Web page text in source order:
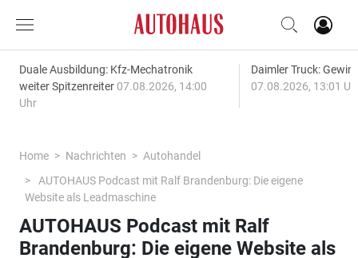
Duale Ausbildung: Kfz-Mechatronik
weiter Spitzenreiter 07.08.2026, 14:00
Uhr
Daimler Truck:
07.08.2026, 13:01
Home Nachrichten
Autohandel
AUTOHAUS Podcast mit Ralf Brandenburg: Die eigene
Website als Leadmaschine
AUTOHAUS Podcast mit Ralf
Brandenburg: Die eigene Website als